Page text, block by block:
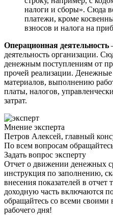
налоги и сборы». Сюда
платежи, кроме
взносов и налога на
Операционная деятельность
деятельность организации.
денежным поступлениям от
прочей реализации.
материалов, выполнению
платы, налогов,
затрат.
Мнение эксперта
Петров Алексей, главный
По всем вопросам
Задать вопрос эксперту
Отчет о движении денежных
инструкция по заполнению,
внесения показателей в
доходную часть включаются
обращайтесь со всеми своими
рабочего дня!